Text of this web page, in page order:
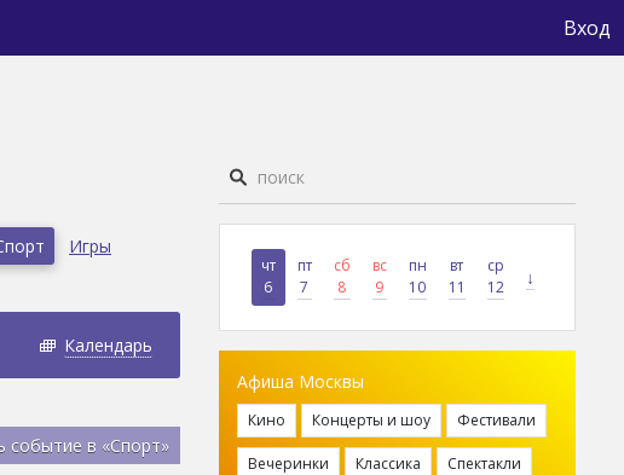
Вход
Игры
Календарь
событие в «Спорт»
чт
6
пт
7
сб
8
вс
9
пн
10
вт
11
ср
12
↓
Афиша Москвы
Кино Концерты и шоу Фестивали
Вечеринки Классика Спектакли